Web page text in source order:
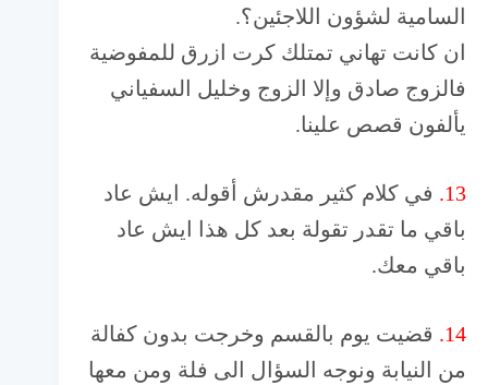
السامية لشؤون اللاجئين؟.
ان كانت تهاني تمتلك كرت ازرق للمفوضية
فالزوج صادق وإلا الزوج وخليل السفياني
يألفون قصص علينا.
13. في كلام كثير مقدرش أقوله. ايش عاد
باقي ما تقدر تقولة بعد كل هذا ايش عاد
باقي معك.
14. قضيت يوم بالقسم وخرجت بدون كفالة
من النيابة ونوجه السؤال الى فلة ومن معها